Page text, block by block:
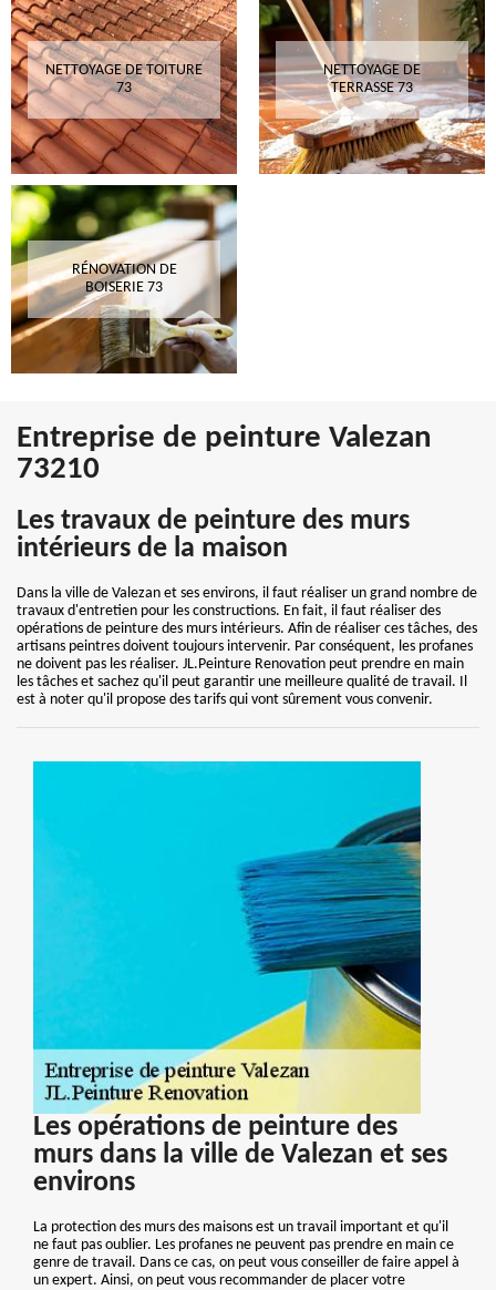
NETTOYAGE DE TOITURE
73
NETTOYAGE DE
TERRASSE 73
RÉNOVATION DE
BOISERIE 73
Entreprise de peinture Valezan
73210
Les travaux de peinture des murs
intérieurs de la maison
Dans la ville de Valezan et ses environs, il faut réaliser un grand nombre de
travaux d'entretien pour les constructions. En fait, il faut réaliser des
opérations de peinture des murs intérieurs. Afin de réaliser ces tâches, des
artisans peintres doivent toujours intervenir. Par conséquent, les profanes
ne doivent pas les réaliser. JL.Peinture Renovation peut prendre en main
les tâches et sachez qu'il peut garantir une meilleure qualité de travail. Il
est à noter qu'il propose des tarifs qui vont sûrement vous convenir.
Les opérations de peinture des
murs dans la ville de Valezan et ses
environs
La protection des murs des maisons est un travail important et qu'il
ne faut pas oublier. Les profanes ne peuvent pas prendre en main ce
genre de travail. Dans ce cas, on peut vous conseiller de faire appel à
un expert. Ainsi, on peut vous recommander de placer votre